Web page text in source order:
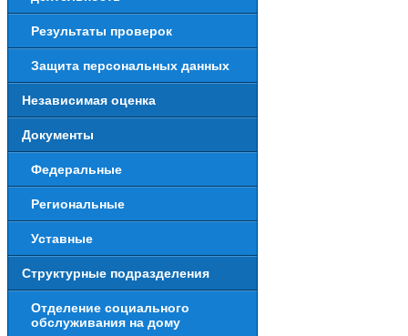
Результаты проверок
Защита персональных данных
Независимая оценка
Документы
Федеральные
Региональные
Уставные
Структурные подразделения
Отделение социального
обслуживания на дому